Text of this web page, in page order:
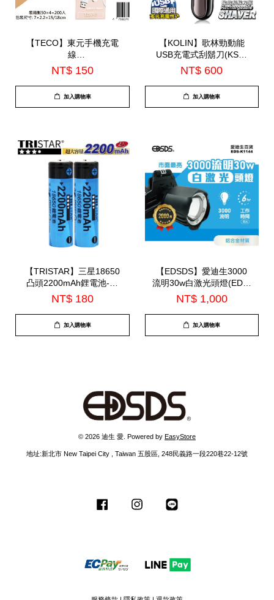
【TECO】東元手機充電
線
150CM(XYFWL1502AC)
NT$ 150
加入購物車
【KOLIN】歌林勁動能
USB充電式刮鬍刀(KSH-
HC230U)
NT$ 600
加入購物車
【TRISTAR】三星18650
凸頭2200mAh鋰電池-雙
入 (WD-8120)
NT$ 180
加入購物車
【EDSDS】愛迪生3000
流明30w白激光頭燈(EDS-
K1144)
NT$ 1,000
加入購物車
© 2026 迪生 愛. Powered by EasyStore
地址:新北市 New Taipei City , Taiwan 五股區, 248民義路一段220巷22-12號
Facebook Instagram